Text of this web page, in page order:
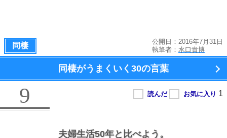
同棲
公開日：2016年7月31日
執筆者： 水口貴博
同棲がうまくいく 30の言葉
9
夫婦生活50年と比べよう。